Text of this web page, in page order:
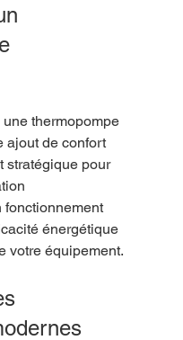
thermopompe
ajout de confort
stratégique pour
fonctionnement
énergétique
votre équipement.